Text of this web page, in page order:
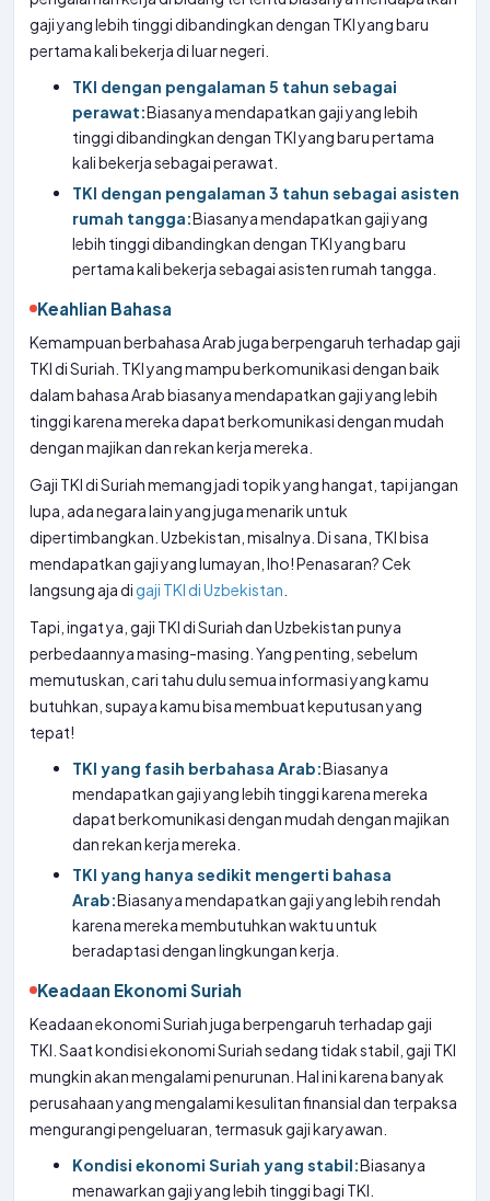
gaji yang lebih tinggi dibandingkan dengan TKI yang baru
pertama kali bekerja di luar negeri.
TKI dengan pengalaman 5 tahun sebagai
perawat:Biasanya mendapatkan gaji yang lebih
tinggi dibandingkan dengan TKI yang baru pertama
kali bekerja sebagai perawat.
TKI dengan pengalaman 3 tahun sebagai asisten
rumah tangga:Biasanya mendapatkan gaji yang
lebih tinggi dibandingkan dengan TKI yang baru
pertama kali bekerja sebagai asisten rumah tangga.
Keahlian Bahasa
Kemampuan berbahasa Arab juga berpengaruh terhadap gaji
TKI di Suriah. TKI yang mampu berkomunikasi dengan baik
dalam bahasa Arab biasanya mendapatkan gaji yang lebih
tinggi karena mereka dapat berkomunikasi dengan mudah
dengan majikan dan rekan kerja mereka.
Gaji TKI di Suriah memang jadi topik yang hangat, tapi jangan
lupa, ada negara lain yang juga menarik untuk
dipertimbangkan. Uzbekistan, misalnya. Di sana, TKI bisa
mendapatkan gaji yang lumayan, lho! Penasaran? Cek
langsung aja di gaji TKI di Uzbekistan
Tapi, ingat ya, gaji TKI di Suriah dan Uzbekistan punya
perbedaannya masing-masing. Yang penting, sebelum
memutuskan, cari tahu dulu semua informasi yang kamu
butuhkan, supaya kamu bisa membuat keputusan yang
tepat!
TKI yang fasih berbahasa Arab:Biasanya
mendapatkan gaji yang lebih tinggi karena mereka
dapat berkomunikasi dengan mudah dengan majikan
dan rekan kerja mereka.
TKI yang hanya sedikit mengerti bahasa
Arab:Biasanya mendapatkan gaji yang lebih rendah
karena mereka membutuhkan waktu untuk
beradaptasi dengan lingkungan kerja.
Keadaan Ekonomi Suriah
Keadaan ekonomi Suriah juga berpengaruh terhadap gaji
TKI. Saat kondisi ekonomi Suriah sedang tidak stabil, gaji TKI
mungkin akan mengalami penurunan. Hal ini karena banyak
perusahaan yang mengalami kesulitan finansial dan terpaksa
mengurangi pengeluaran, termasuk gaji karyawan.
Kondisi ekonomi Suriah yang stabil:Biasanya
menawarkan gaji yang lebih tinggi bagi TKI.